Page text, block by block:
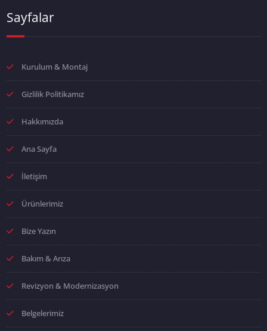
Sayfalar
Kurulum & Montaj
Gizlilik Politikamız
Hakkımızda
Ana Sayfa
İletişim
Ürünlerimiz
Bize Yazın
Bakım & Arıza
Revizyon & Modernizasyon
Belgelerimiz